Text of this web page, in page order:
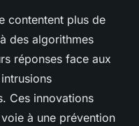
contentent plus de
des algorithmes
réponses face aux
Ces innovations
à une prévention